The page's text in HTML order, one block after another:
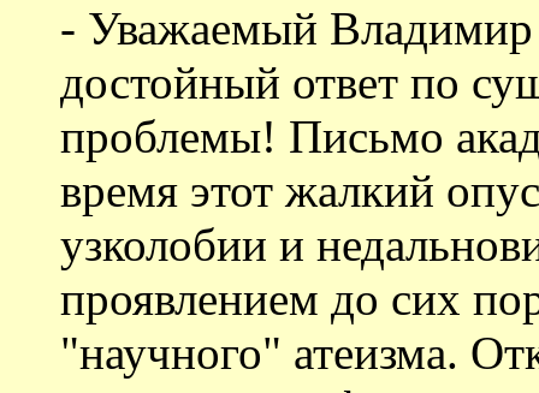
- Уважаемый
достойный ответ по
проблемы! Письмо
время этот жалкий
узколобии и
проявлением до сих
"научного" атеизма.